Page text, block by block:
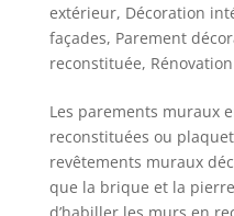
extérieur, Décoration
façades, Parement
reconstituée, Rénovation
Les parements muraux
reconstituées ou
revêtements muraux
que la brique et la